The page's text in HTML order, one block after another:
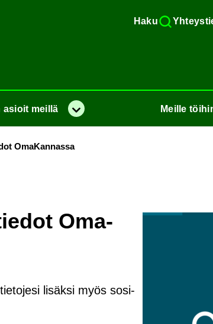
Haku
asioit meil­lä Va­lik­ko Meil­le
Oma­Kan­nas­sa
Oma­
li­säk­si myös so­si­